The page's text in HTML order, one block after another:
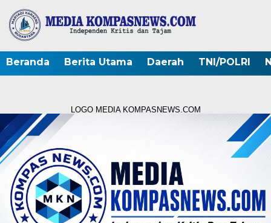
Beranda Berita Utama Daerah TNI/POLRI
LOGO MEDIA KOMPASNEWS.COM